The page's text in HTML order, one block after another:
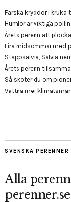
Färska kryddor i kruka
Humlor är viktiga
Årets perenn att
Fira midsommar med
Stäppsalvia, Salvia
Årets perenn
Så sköter du om
Vattna mer
SVENSKA PERENNER
Alla